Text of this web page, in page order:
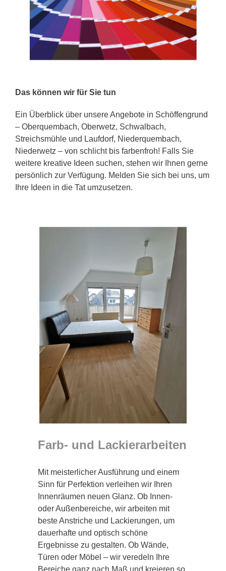
Das können wir für Sie tun
Ein Überblick über unsere Angebote in Schöffengrund
– Oberquembach, Oberwetz, Schwalbach,
Streichsmühle und Laufdorf, Niederquembach,
Niederwetz – von schlicht bis farbenfroh! Falls Sie
weitere kreative Ideen suchen, stehen wir Ihnen gerne
persönlich zur Verfügung. Melden Sie sich bei uns, um
Ihre Ideen in die Tat umzusetzen.
Farb- und Lackierarbeiten
Mit meisterlicher Ausführung und einem
Sinn für Perfektion verleihen wir Ihren
Innenräumen neuen Glanz. Ob Innen-
oder Außenbereiche, wir arbeiten mit
beste Anstriche und Lackierungen, um
dauerhafte und optisch schöne
Ergebnisse zu gestalten. Ob Wände,
Türen oder Möbel – wir veredeln Ihre
Bereiche ganz nach Maß und kreieren so